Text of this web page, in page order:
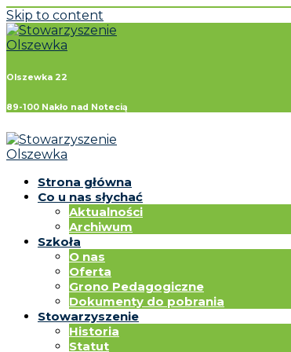
Skip to content
Olszewka 22
89-100 Nakło nad Notecią
Strona główna
Co u nas słychać
Aktualności
Archiwum
Szkoła
O nas
Oferta
Grono Pedagogiczne
Dokumenty do pobrania
Stowarzyszenie
Historia
Statut